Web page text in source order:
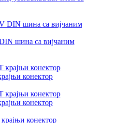
шина са вијчаним
конектор
конектор